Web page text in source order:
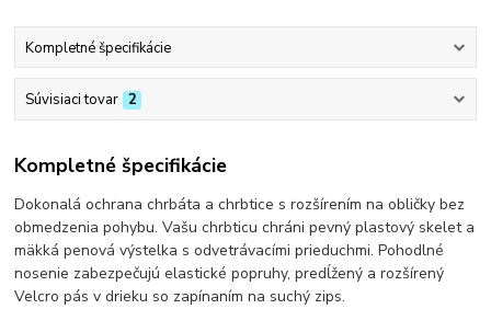
Kompletné špecifikácie
Súvisiaci tovar 2
Kompletné špecifikácie
Dokonalá ochrana chrbáta a chrbtice s rozšírením na obličky bez
obmedzenia pohybu.Vašu chrbticu chráni pevný plastový skelet a
mäkká penová výstelka s odvetrávacími prieduchmi. Pohodlné
nosenie zabezpečujú elastické popruhy, predĺžený a rozšírený
Velcro pás v drieku so zapínaním na suchý zips.